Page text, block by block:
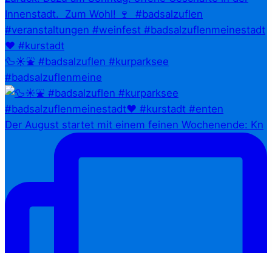
🦆☀️⛲ #badsalzuflen #kurparksee
#badsalzuflenmeine
Der August startet mit einem feinen Wochenende: Kn